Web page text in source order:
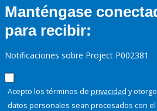
Manténgase
para recibir:
Notificaciones sobre Project P002381
Acepto los términos de privacidad y
datos personales sean procesados con